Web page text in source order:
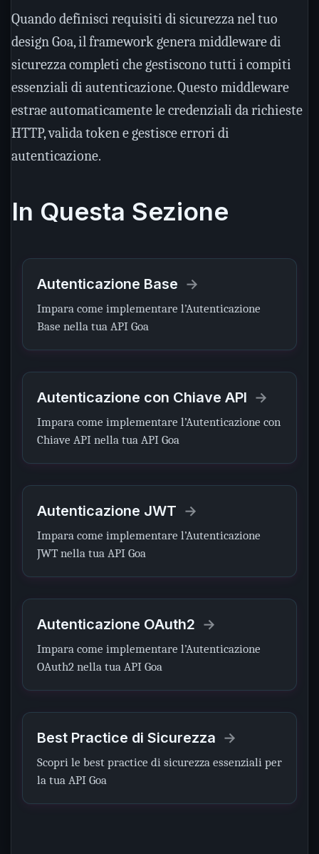
Quando definisci requisiti di sicurezza nel tuo
design Goa, il framework genera middleware di
sicurezza completi che gestiscono tutti i compiti
essenziali di autenticazione. Questo middleware
estrae automaticamente le credenziali da richieste
HTTP, valida token e gestisce errori di
autenticazione.
In Questa Sezione
Autenticazione Base
Impara come implementare l’Autenticazione
Base nella tua API Goa
Autenticazione con Chiave API
Impara come implementare l’Autenticazione con
Chiave API nella tua API Goa
Autenticazione JWT
Impara come implementare l’Autenticazione
JWT nella tua API Goa
Autenticazione OAuth2
Impara come implementare l’Autenticazione
OAuth2 nella tua API Goa
Best Practice di Sicurezza
Scopri le best practice di sicurezza essenziali per
la tua API Goa